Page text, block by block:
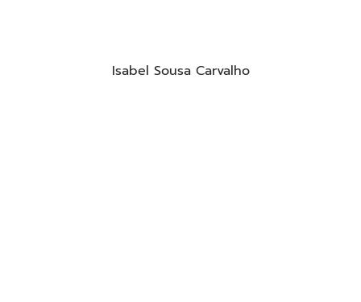
Isabel Sousa Carvalho